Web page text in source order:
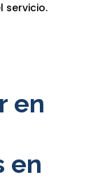
servicio.
en
en